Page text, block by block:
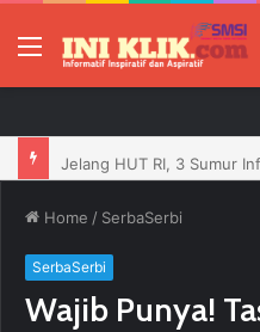
Menu
Home / SerbaSerbi
SerbaSerbi
Wajib Punya!